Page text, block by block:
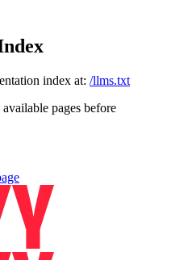
index at: /llms.txt
pages before